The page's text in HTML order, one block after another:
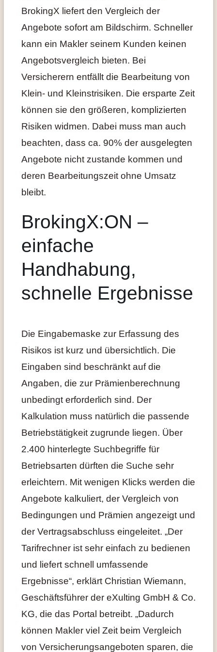
BrokingX liefert den Vergleich der
Angebote sofort am Bildschirm. Schneller
kann ein Makler seinem Kunden keinen
Angebotsvergleich bieten. Bei
Versicherern entfällt die Bearbeitung von
Klein- und Kleinstrisiken. Die ersparte Zeit
können sie den größeren, komplizierten
Risiken widmen. Dabei muss man auch
beachten, dass ca. 90% der ausgelegten
Angebote nicht zustande kommen und
deren Bearbeitungszeit ohne Umsatz
bleibt.
BrokingX:ON –
einfache
Handhabung,
schnelle Ergebnisse
Die Eingabemaske zur Erfassung des
Risikos ist kurz und übersichtlich. Die
Eingaben sind beschränkt auf die
Angaben, die zur Prämienberechnung
unbedingt erforderlich sind. Der
Kalkulation muss natürlich die passende
Betriebstätigkeit zugrunde liegen. Über
2.400 hinterlegte Suchbegriffe für
Betriebsarten dürften die Suche sehr
erleichtern. Mit wenigen Klicks werden die
Angebote kalkuliert, der Vergleich von
Bedingungen und Prämien angezeigt und
der Vertragsabschluss eingeleitet. „Der
Tarifrechner ist sehr einfach zu bedienen
und liefert schnell umfassende
Ergebnisse“, erklärt Christian Wiemann,
Geschäftsführer der eXulting GmbH & Co.
KG, die das Portal betreibt. „Dadurch
können Makler viel Zeit beim Vergleich
von Versicherungsangeboten sparen, die